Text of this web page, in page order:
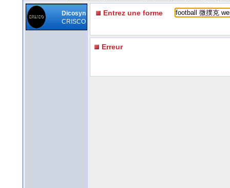
Dicosyn
CRISCO
Entrez une forme
Erreur